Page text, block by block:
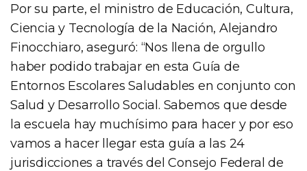
Por su parte, el ministro de Educación, Cultura,
Ciencia y Tecnología de la Nación, Alejandro
Finocchiaro, aseguró: “Nos llena de orgullo
haber podido trabajar en esta Guía de
Entornos Escolares Saludables en conjunto con
Salud y Desarrollo Social. Sabemos que desde
la escuela hay muchísimo para hacer y por eso
vamos a hacer llegar esta guía a las 24
jurisdicciones a través del Consejo Federal de